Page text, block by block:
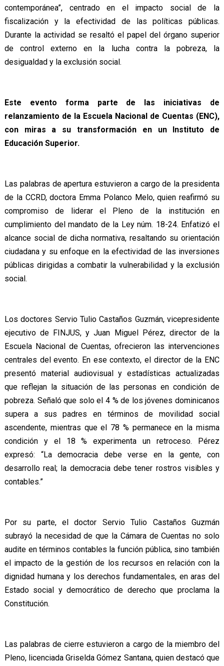
contemporánea”, centrado en el impacto social de la
fiscalización y la efectividad de las políticas públicas.
Durante la actividad se resaltó el papel del órgano superior
de control externo en la lucha contra la pobreza, la
desigualdad y la exclusión social.
Este evento forma parte de las iniciativas de
relanzamiento de la Escuela Nacional de Cuentas (ENC),
con miras a su transformación en un Instituto de
Educación Superior.
Las palabras de apertura estuvieron a cargo de la presidenta
de la CCRD, doctora Emma Polanco Melo, quien reafirmó su
compromiso de liderar el Pleno de la institución en
cumplimiento del mandato de la Ley núm. 18-24. Enfatizó el
alcance social de dicha normativa, resaltando su orientación
ciudadana y su enfoque en la efectividad de las inversiones
públicas dirigidas a combatir la vulnerabilidad y la exclusión
social.
Los doctores Servio Tulio Castaños Guzmán, vicepresidente
ejecutivo de FINJUS, y Juan Miguel Pérez, director de la
Escuela Nacional de Cuentas, ofrecieron las intervenciones
centrales del evento. En ese contexto, el director de la ENC
presentó material audiovisual y estadísticas actualizadas
que reflejan la situación de las personas en condición de
pobreza. Señaló que solo el 4 % de los jóvenes dominicanos
supera a sus padres en términos de movilidad social
ascendente, mientras que el 78 % permanece en la misma
condición y el 18 % experimenta un retroceso. Pérez
expresó: “La democracia debe verse en la gente, con
desarrollo real; la democracia debe tener rostros visibles y
contables.”
Por su parte, el doctor Servio Tulio Castaños Guzmán
subrayó la necesidad de que la Cámara de Cuentas no solo
audite en términos contables la función pública, sino también
el impacto de la gestión de los recursos en relación con la
dignidad humana y los derechos fundamentales, en aras del
Estado social y democrático de derecho que proclama la
Constitución.
Las palabras de cierre estuvieron a cargo de la miembro del
Pleno, licenciada Griselda Gómez Santana, quien destacó que